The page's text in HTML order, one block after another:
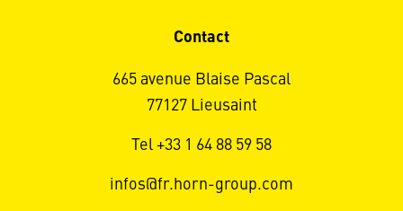
Contact
665 avenue Blaise Pascal
77127 Lieusaint
Tel +33 1 64 88 59 58
infos@fr.horn-group.com